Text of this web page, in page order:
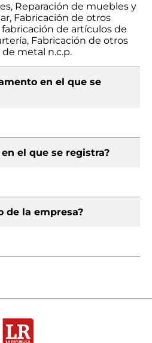
Reparación de muebles y
Fabricación de otros
de artículos de
Fabricación de otros
metal n.c.p.
en el que se
el que se registra?
de la empresa?